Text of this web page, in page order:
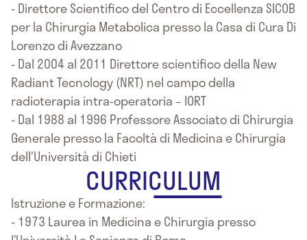
- Direttore Scientifico del Centro di Eccellenza SICOB
per la Chirurgia Metabolica presso la Casa di Cura Di
Lorenzo di Avezzano
- Dal 2004 al 2011 Direttore scientifico della New
Radiant Tecnology (NRT) nel campo della
radioterapia intra-operatoria – IORT
- Dal 1988 al 1996 Professore Associato di Chirurgia
Generale presso la Facoltà di Medicina e Chirurgia
dell'Università di Chieti
CURRICULUM
Istruzione e Formazione:
- 1973 Laurea in Medicina e Chirurgia presso